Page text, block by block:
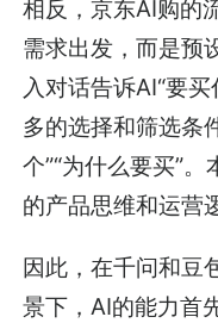
相反，京东AI购的
需求出发，而是预
入对话告诉AI“要
多的选择和筛选条
个”“为什么要买”
的产品思维和运营
因此，在千问和豆
景下，AI的能力首